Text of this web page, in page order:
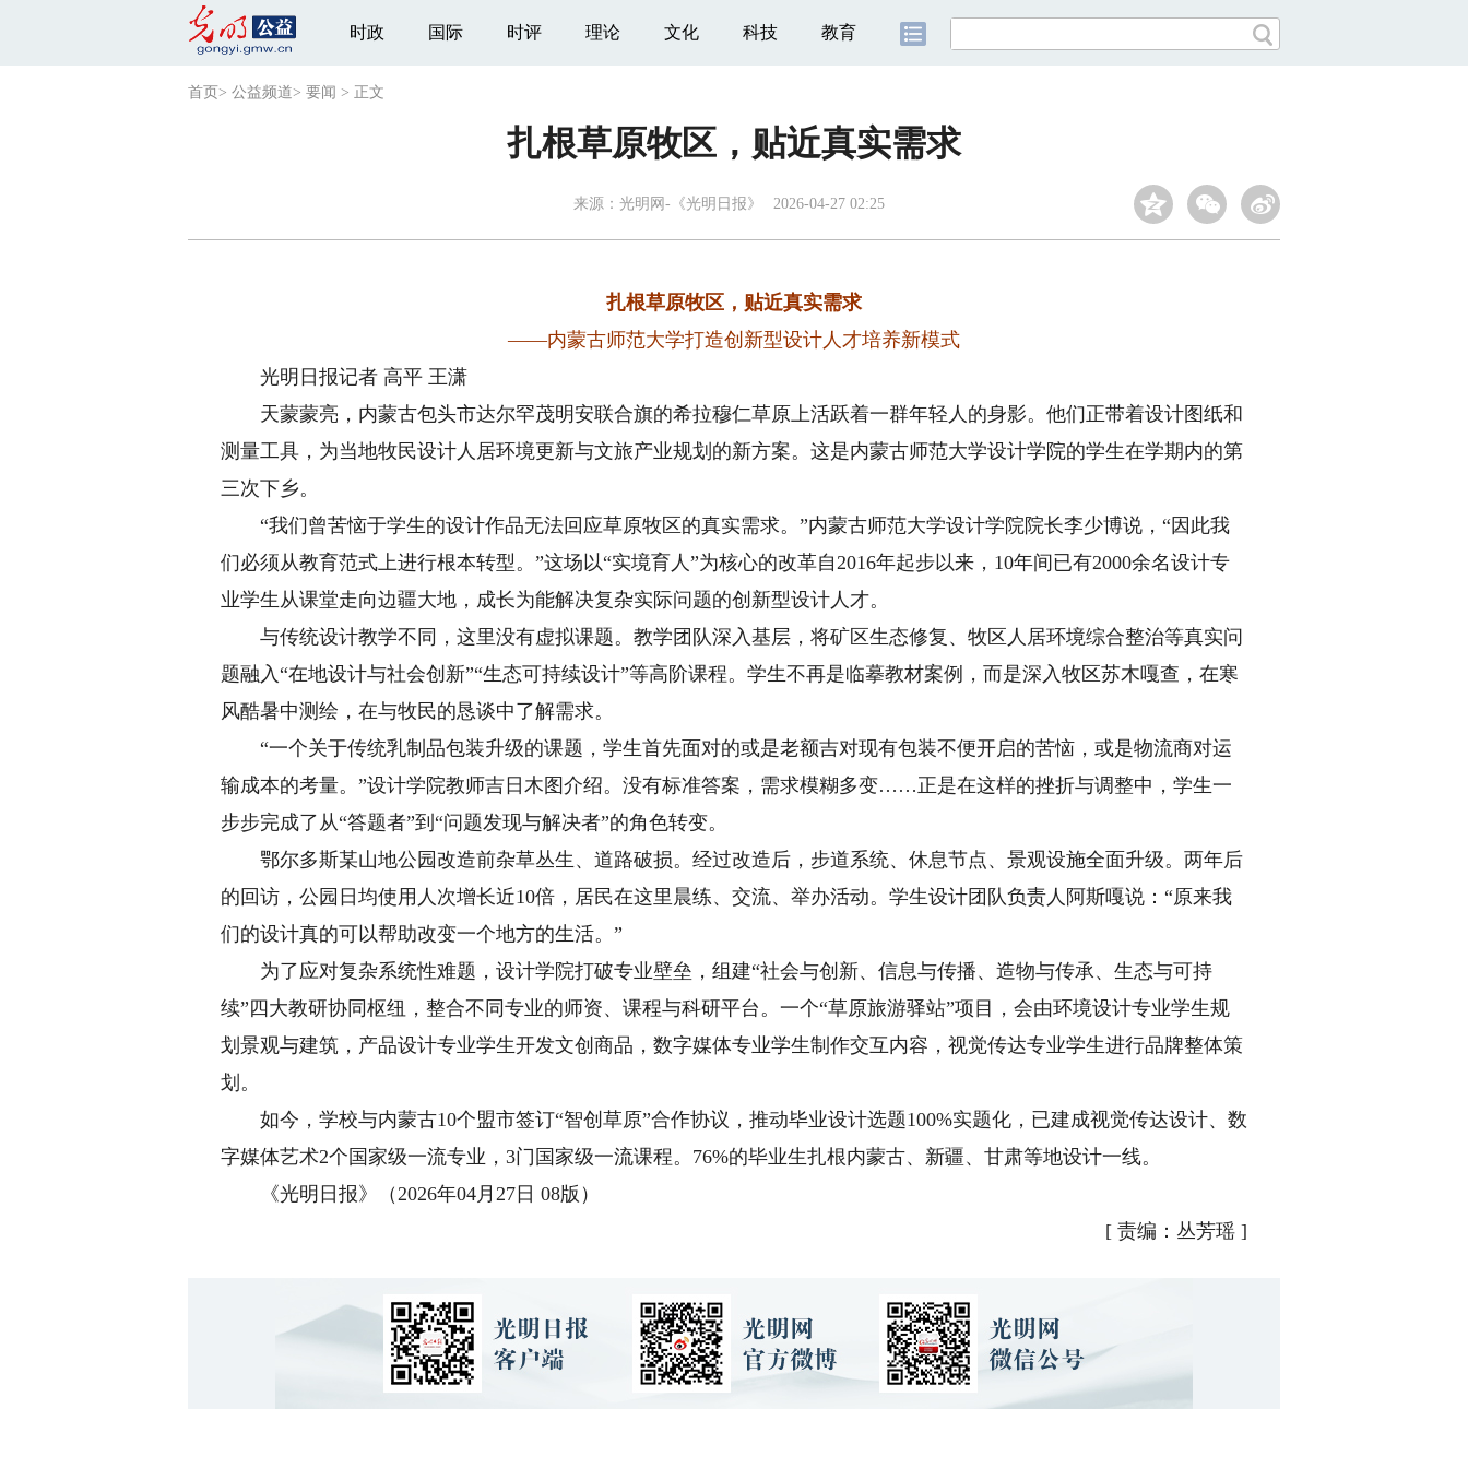
时政 国际 时评 理论 文化 科技 教育
首页 > 公益频道> 要闻 > 正文
扎根草原牧区，贴近真实需求
来源： 光明网-《光明日报》 2026-04-27 02:25
扎根草原牧区，贴近真实需求
——内蒙古师范大学打造创新型设计人才培养新模式
光明日报记者 高平 王潇
天蒙蒙亮，内蒙古包头市达尔罕茂明安联合旗的希拉穆仁草原上活跃着一群年轻人的身影。他们正带着设计图纸和
测量工具，为当地牧民设计人居环境更新与文旅产业规划的新方案。这是内蒙古师范大学设计学院的学生在学期内的第
三次下乡。
“我们曾苦恼于学生的设计作品无法回应草原牧区的真实需求。”内蒙古师范大学设计学院院长李少博说，“因此我
们必须从教育范式上进行根本转型。”这场以“实境育人”为核心的改革自2016年起步以来，10年间已有2000余名设计专
业学生从课堂走向边疆大地，成长为能解决复杂实际问题的创新型设计人才。
与传统设计教学不同，这里没有虚拟课题。教学团队深入基层，将矿区生态修复、牧区人居环境综合整治等真实问
题融入“在地设计与社会创新”“生态可持续设计”等高阶课程。学生不再是临摹教材案例，而是深入牧区苏木嘎查，在寒
风酷暑中测绘，在与牧民的恳谈中了解需求。
“一个关于传统乳制品包装升级的课题，学生首先面对的或是老额吉对现有包装不便开启的苦恼，或是物流商对运
输成本的考量。”设计学院教师吉日木图介绍。没有标准答案，需求模糊多变……正是在这样的挫折与调整中，学生一
步步完成了从“答题者”到“问题发现与解决者”的角色转变。
鄂尔多斯某山地公园改造前杂草丛生、道路破损。经过改造后，步道系统、休息节点、景观设施全面升级。两年后
的回访，公园日均使用人次增长近10倍，居民在这里晨练、交流、举办活动。学生设计团队负责人阿斯嘎说：“原来我
们的设计真的可以帮助改变一个地方的生活。”
为了应对复杂系统性难题，设计学院打破专业壁垒，组建“社会与创新、信息与传播、造物与传承、生态与可持
续”四大教研协同枢纽，整合不同专业的师资、课程与科研平台。一个“草原旅游驿站”项目，会由环境设计专业学生规
划景观与建筑，产品设计专业学生开发文创商品，数字媒体专业学生制作交互内容，视觉传达专业学生进行品牌整体策
划。
如今，学校与内蒙古10个盟市签订“智创草原”合作协议，推动毕业设计选题100%实题化，已建成视觉传达设计、数
字媒体艺术2个国家级一流专业，3门国家级一流课程。76%的毕业生扎根内蒙古、新疆、甘肃等地设计一线。
《光明日报》（2026年04月27日 08版）
[ 责编：丛芳瑶 ]